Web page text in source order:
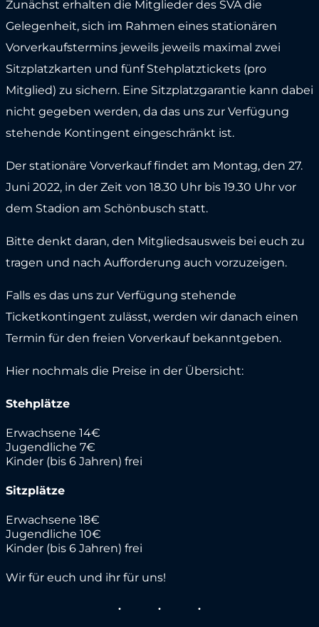
Zunächst erhalten die Mitglieder des SVA die
Gelegenheit, sich im Rahmen eines stationären
Vorverkaufstermins jeweils jeweils maximal zwei
Sitzplatzkarten und fünf Stehplatztickets (pro
Mitglied) zu sichern. Eine Sitzplatzgarantie kann dabei
nicht gegeben werden, da das uns zur Verfügung
stehende Kontingent eingeschränkt ist.
Der stationäre Vorverkauf findet am Montag, den 27.
Juni 2022, in der Zeit von 18.30 Uhr bis 19.30 Uhr vor
dem Stadion am Schönbusch statt.
Bitte denkt daran, den Mitgliedsausweis bei euch zu
tragen und nach Aufforderung auch vorzuzeigen.
Falls es das uns zur Verfügung stehende
Ticketkontingent zulässt, werden wir danach einen
Termin für den freien Vorverkauf bekanntgeben.
Hier nochmals die Preise in der Übersicht:
Stehplätze
Erwachsene 14€
Jugendliche 7€
Kinder (bis 6 Jahren) frei
Sitzplätze
Erwachsene 18€
Jugendliche 10€
Kinder (bis 6 Jahren) frei
Wir für euch und ihr für uns!